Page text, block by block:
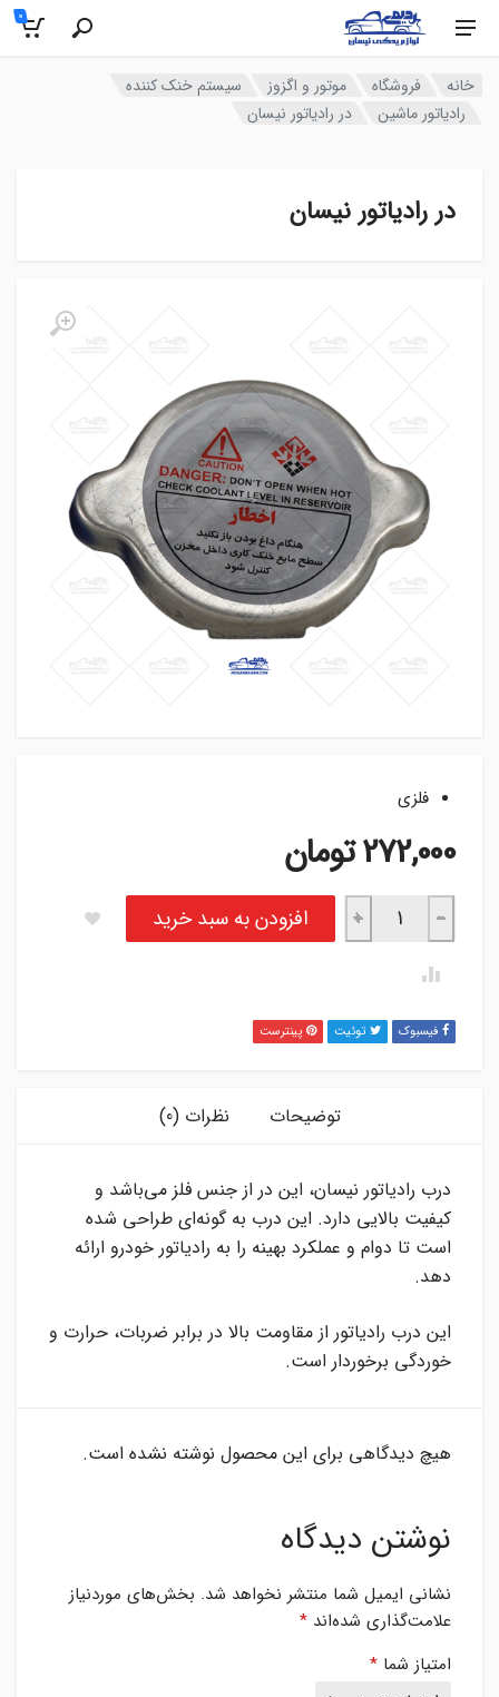
0
خانه فروشگاه موتور و اگزوز
سیستم خنک کننده
رادیاتور ماشین
در رادیاتور نیسان
در رادیاتور نیسان
فلزی
272,000تومان
در رادیاتور نیسان عدد
−
+ افزودن به سبد خرید
فیسبوک توئیت پینترست
توضیحات نظرات (0)
درب رادیاتور نیسان، این در از جنس فلز می‌باشد و
کیفیت بالایی دارد. این درب به گونه‌ای طراحی شده
است تا دوام و عملکرد بهینه را به رادیاتور خودرو ارائه
دهد.
این درب رادیاتور از مقاومت بالا در برابر ضربات، حرارت و
خوردگی برخوردار است.
هیچ دیدگاهی برای این محصول نوشته نشده است.
نوشتن دیدگاه
نشانی ایمیل شما منتشر نخواهد شد. بخش‌های موردنیاز
علامت‌گذاری شده‌اند *
امتیاز شما *